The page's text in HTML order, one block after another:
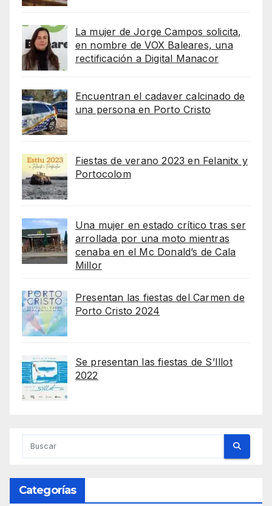
La mujer de Jorge Campos solicita,
en nombre de VOX Baleares, una
rectificación a Digital Manacor
Encuentran el cadaver calcinado de
una persona en Porto Cristo
Fiestas de verano 2023 en Felanitx y
Portocolom
Una mujer en estado crítico tras ser
arrollada por una moto mientras
cenaba en el Mc Donald’s de Cala
Millor
Presentan las fiestas del Carmen de
Porto Cristo 2024
Se presentan las fiestas de S’Illot
2022
Categorías